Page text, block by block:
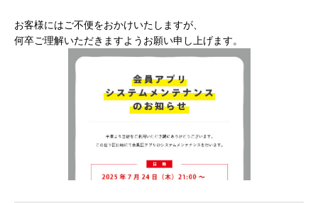
お客様にはご不便をおかけいたしますが、
何卒ご理解いただきますようお願い申し上げます。